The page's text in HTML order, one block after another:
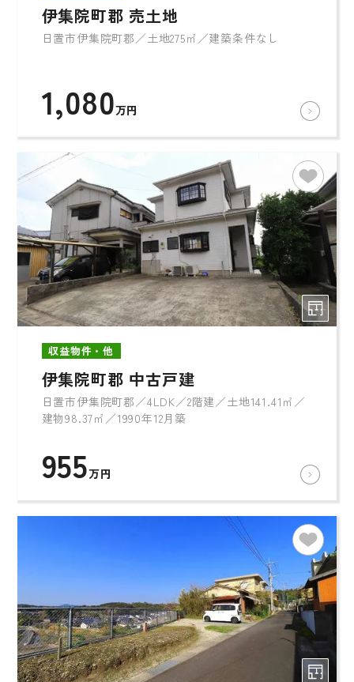
伊集院町郡 売土地
日置市伊集院町郡／土地275㎡／建築条件なし
1,080万円
収益物件・他
伊集院町郡 中古戸建
日置市伊集院町郡／4LDK／2階建／土地141.41㎡／
建物98.37㎡／1990年12月築
955万円